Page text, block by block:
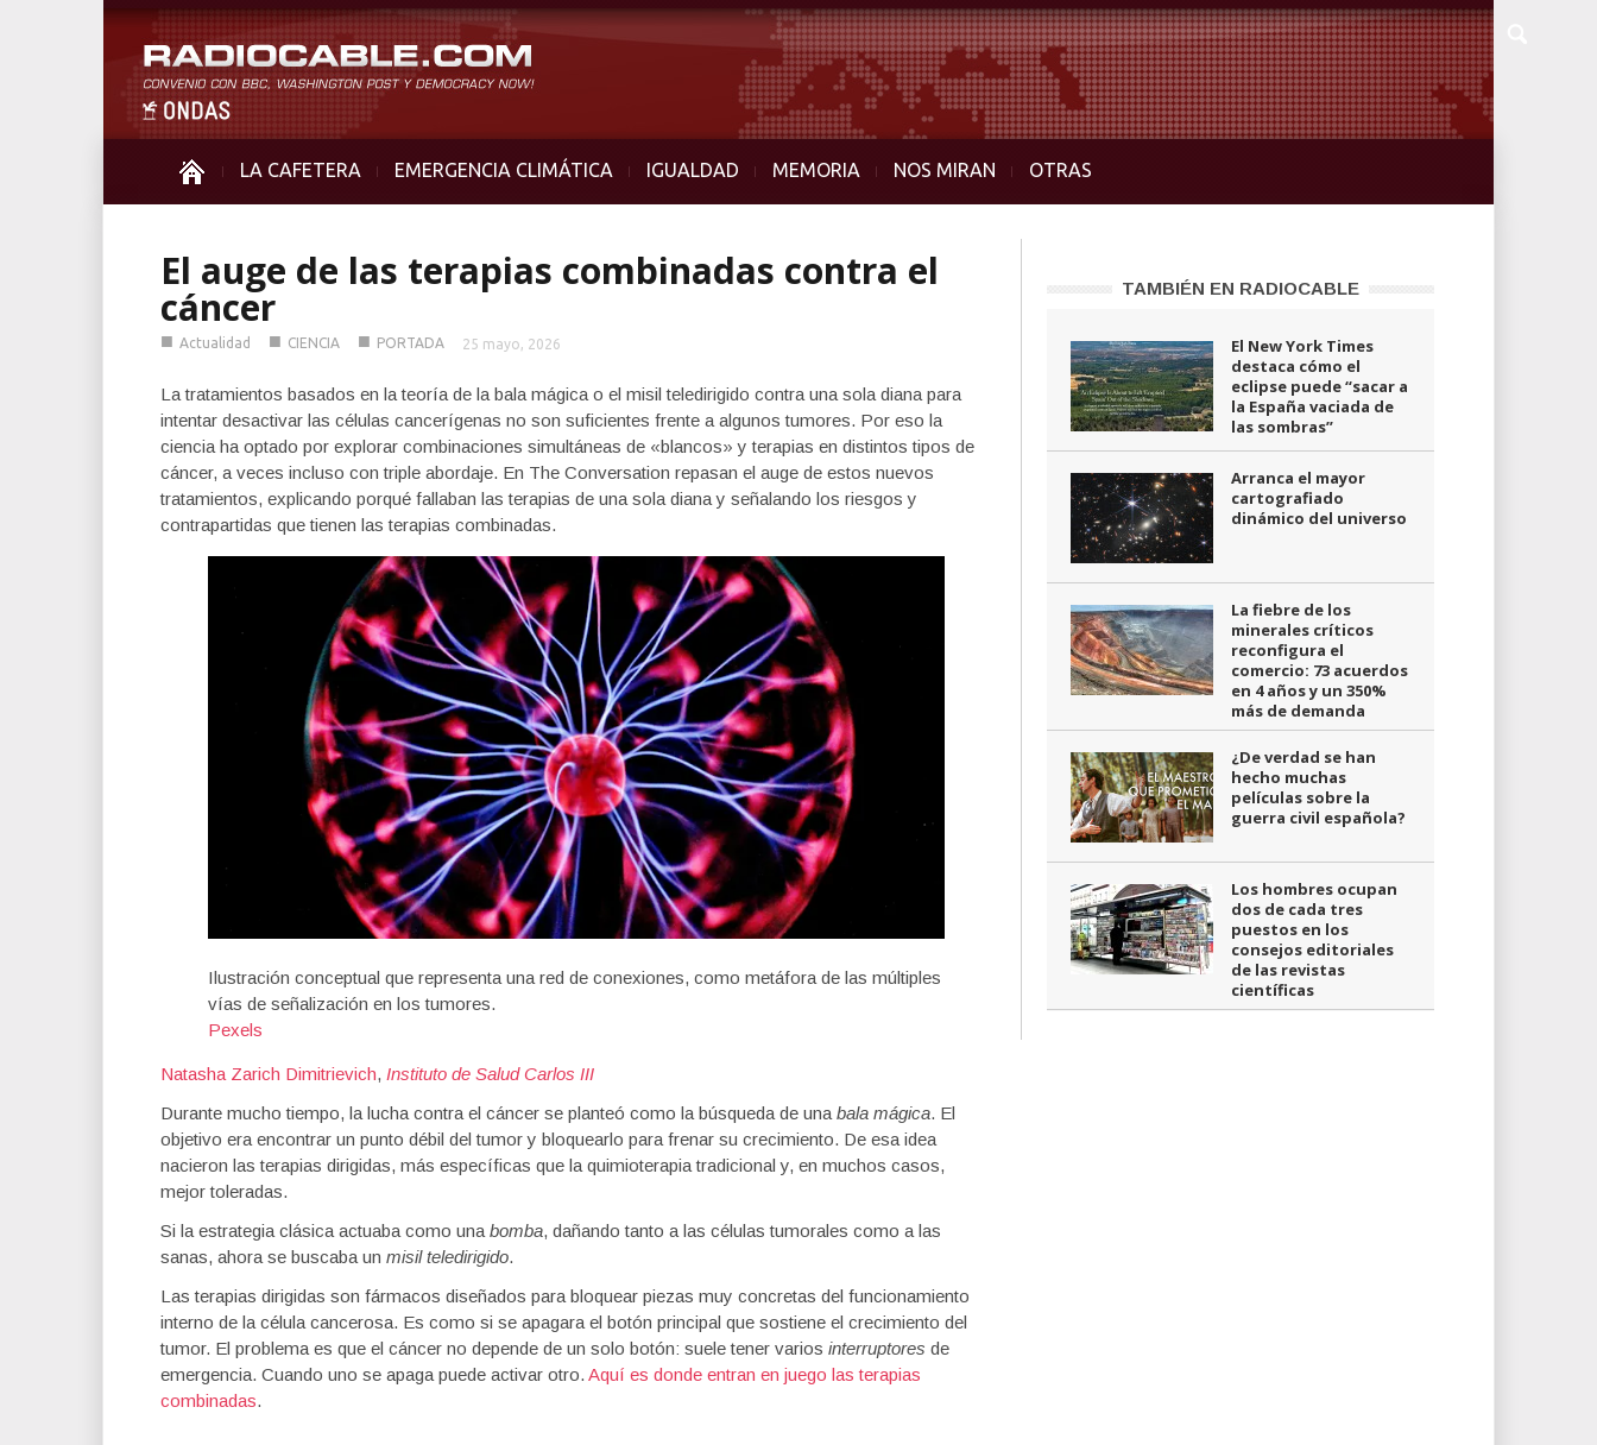
LA CAFETERA EMERGENCIA CLIMÁTICA IGUALDAD MEMORIA NOS MIRAN OTRAS
El auge de las terapias combinadas contra el
cáncer
■ Actualidad ■ CIENCIA ■ PORTADA 25 mayo, 2026
La tratamientos basados en la teoría de la bala mágica o el misil teledirigido contra una sola diana para
intentar desactivar las células cancerígenas no son suficientes frente a algunos tumores. Por eso la
ciencia ha optado por explorar combinaciones simultáneas de «blancos» y terapias en distintos tipos de
cáncer, a veces incluso con triple abordaje. En The Conversation repasan el auge de estos nuevos
tratamientos, explicando porqué fallaban las terapias de una sola diana y señalando los riesgos y
contrapartidas que tienen las terapias combinadas.
Ilustración conceptual que representa una red de conexiones, como metáfora de las múltiples
vías de señalización en los tumores.
Pexels
Natasha Zarich Dimitrievich, Instituto de Salud Carlos III
Durante mucho tiempo, la lucha contra el cáncer se planteó como la búsqueda de una bala mágica. El
objetivo era encontrar un punto débil del tumor y bloquearlo para frenar su crecimiento. De esa idea
nacieron las terapias dirigidas, más específicas que la quimioterapia tradicional y, en muchos casos,
mejor toleradas.
Si la estrategia clásica actuaba como una bomba, dañando tanto a las células tumorales como a las
sanas, ahora se buscaba un misil teledirigido.
Las terapias dirigidas son fármacos diseñados para bloquear piezas muy concretas del funcionamiento
interno de la célula cancerosa. Es como si se apagara el botón principal que sostiene el crecimiento del
tumor. El problema es que el cáncer no depende de un solo botón: suele tener varios interruptores de
emergencia. Cuando uno se apaga puede activar otro. Aquí es donde entran en juego las terapias
combinadas.
TAMBIÉN EN RADIOCABLE
El New York Times
destaca cómo el
eclipse puede “sacar a
la España vaciada de
las sombras”
Arranca el mayor
cartografiado
dinámico del universo
La fiebre de los
minerales críticos
reconfigura el
comercio: 73 acuerdos
en 4 años y un 350%
más de demanda
¿De verdad se han
hecho muchas
películas sobre la
guerra civil española?
Los hombres ocupan
dos de cada tres
puestos en los
consejos editoriales
de las revistas
científicas